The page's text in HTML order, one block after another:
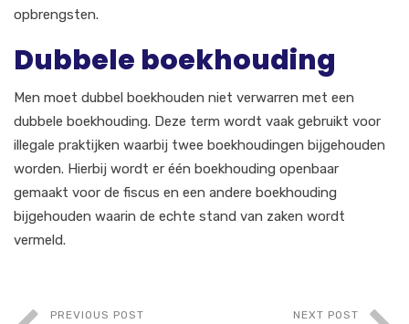
opbrengsten.
Dubbele boekhouding
Men moet dubbel boekhouden niet verwarren met een
dubbele boekhouding. Deze term wordt vaak gebruikt voor
illegale praktijken waarbij twee boekhoudingen bijgehouden
worden. Hierbij wordt er één boekhouding openbaar
gemaakt voor de fiscus en een andere boekhouding
bijgehouden waarin de echte stand van zaken wordt
vermeld.
PREVIOUS POST NEXT POST